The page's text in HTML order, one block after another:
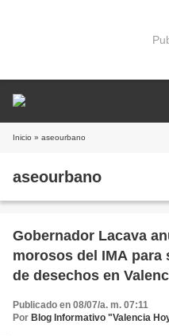
Inicio » aseourbano
aseourbano
Gobernador Lacava
morosos del IMA
de desechos en
Publicado en 08/07/a. m. 07:11
Por Blog Informativo "Valencia